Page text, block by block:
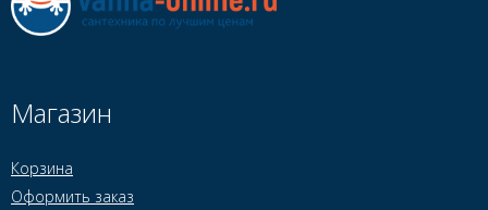
Магазин
Корзина
Оформить заказ